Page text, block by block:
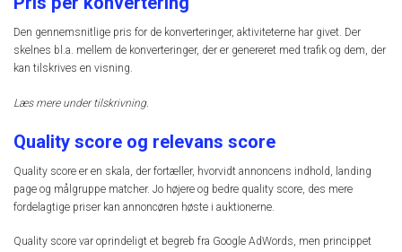
Den gennemsnitlige pris for de konverteringer, aktiviteterne har givet. Der
skelnes bl.a. mellem de konverteringer, der er genereret med trafik og dem, der
kan tilskrives en visning.
Læs mere under tilskrivning.
Quality score og relevans score
Quality score er en skala, der fortæller, hvorvidt annoncens indhold, landing
page og målgruppe matcher. Jo højere og bedre quality score, des mere
fordelagtige priser kan annoncøren høste i auktionerne.
Quality score var oprindeligt et begreb fra Google AdWords, men princippet